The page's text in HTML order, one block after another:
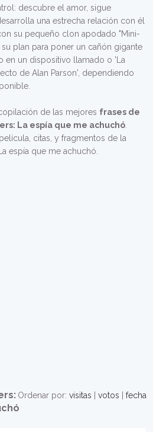
descubre el amor, sigue
una estrecha relación con él
su pequeño clon apodado "Mini-
su plan para poner un cañón gigante
en un dispositivo llamado o 'La
de Alan Parson', dependiendo
de las mejores frases de
La espía que me achuchó
citas, y fragmentos de la
espía que me achuchó.
Ordenar por: visitas votos fecha